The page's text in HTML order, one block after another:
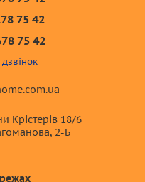
75 42
75 42
Крістерів 18/6
2-Б